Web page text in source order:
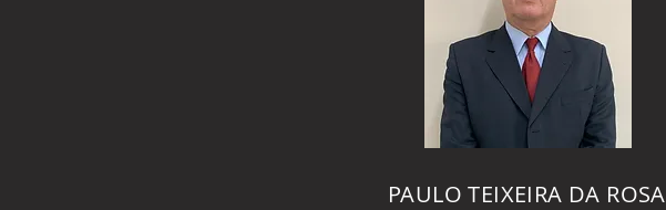
PAULO TEIXEIRA DA ROSA